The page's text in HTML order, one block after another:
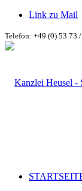
Link zu Mail
Telefon: +49 (0) 53 73